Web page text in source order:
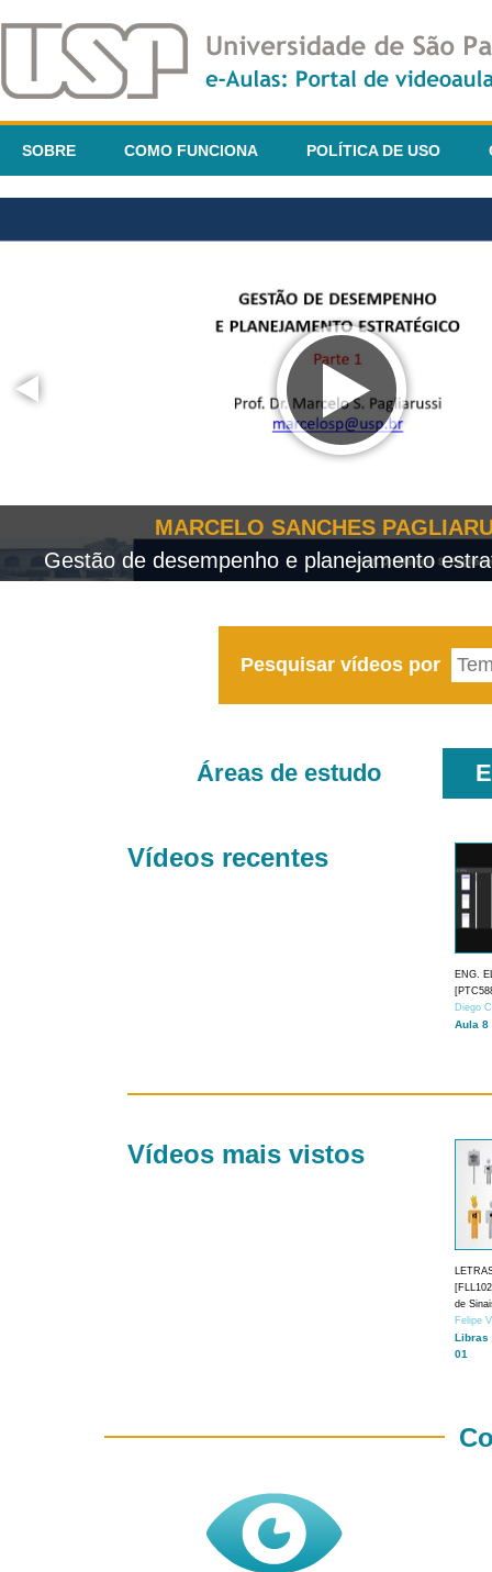
SOBRE COMO FUNCIONA POLÍTICA DE USO
MARCELO SANCHES
Gestão de desempenho e planejamento
Pesquisar vídeos por
Áreas de estudo
Vídeos recentes
ENG.
Diego
Aula 8
Vídeos mais vistos
de
Felipe
Libras
01